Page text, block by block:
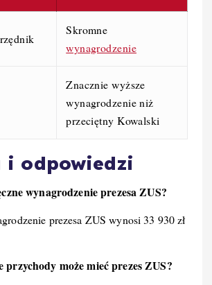
Skromne
wynagrodzenie
Znacznie wyższe
wynagrodzenie niż
przeciętny Kowalski
i odpowiedzi
wynagrodzenie prezesa ZUS?
prezesa ZUS wynosi 33 930 zł
przychody może mieć prezes ZUS?